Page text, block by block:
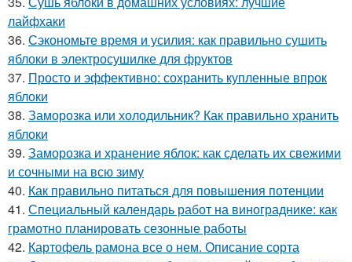
лайфхаки
36. Сэкономьте время и усилия: как правильно сушить
яблоки в электросушилке для фруктов
37. Просто и эффективно: сохранить купленные впрок
яблоки
38. Заморозка или холодильник? Как правильно хранить
яблоки
39. Заморозка и хранение яблок: как сделать их свежими
и сочными на всю зиму
40. Как правильно питаться для повышения потенции
41. Специальный календарь работ на винограднике: как
грамотно планировать сезонные работы
42. Картофель рамона все о нем. Описание сорта